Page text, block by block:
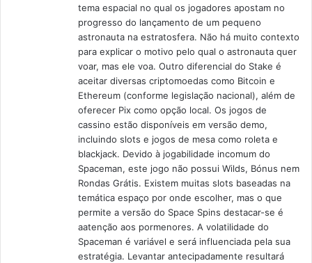
:
tema espacial no qual os jogadores apostam no
progresso do lançamento de um pequeno
astronauta na estratosfera. Não há muito contexto
para explicar o motivo pelo qual o astronauta quer
voar, mas ele voa. Outro diferencial do Stake é
aceitar diversas criptomoedas como Bitcoin e
Ethereum (conforme legislação nacional), além de
oferecer Pix como opção local. Os jogos de
cassino estão disponíveis em versão demo,
incluindo slots e jogos de mesa como roleta e
blackjack. Devido à jogabilidade incomum do
Spaceman, este jogo não possui Wilds, Bónus nem
Rondas Grátis. Existem muitas slots baseadas na
temática espaço por onde escolher, mas o que
permite a versão do Space Spins destacar-se é
aatenção aos pormenores. A volatilidade do
Spaceman é variável e será influenciada pela sua
estratégia. Levantar antecipadamente resultará